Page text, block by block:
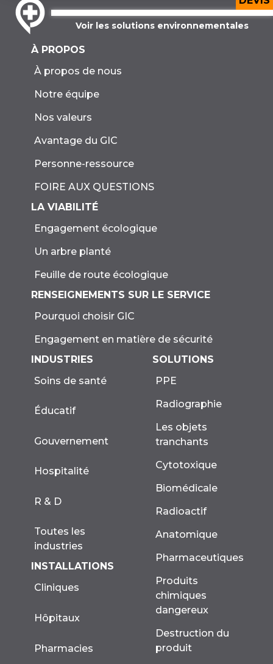
Voir les solutions environnementales
À PROPOS
À propos de nous
Notre équipe
Nos valeurs
Avantage du GIC
Personne-ressource
FOIRE AUX QUESTIONS
LA VIABILITÉ
Engagement écologique
Un arbre planté
Feuille de route écologique
RENSEIGNEMENTS SUR LE SERVICE
Pourquoi choisir GIC
Engagement en matière de sécurité
INDUSTRIES
Soins de santé
Éducatif
Gouvernement
Hospitalité
R & D
Toutes les
industries
INSTALLATIONS
Cliniques
Hôpitaux
Pharmacies
SOLUTIONS
PPE
Radiographie
Les objets
tranchants
Cytotoxique
Biomédicale
Radioactif
Anatomique
Pharmaceutiques
Produits
chimiques
dangereux
Destruction du
produit